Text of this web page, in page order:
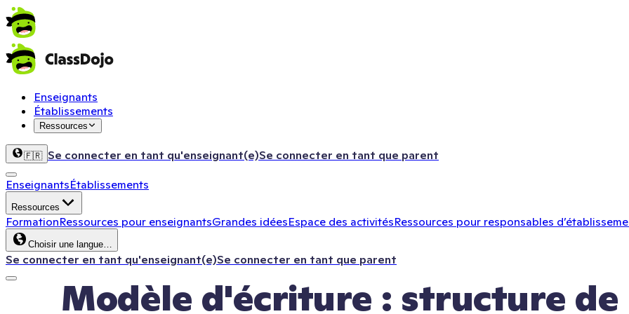
Enseignants
Établissements
Ressources
🇫🇷 Se connecter en tant qu'enseignant(e)Se connecter en tant que parent
EnseignantsÉtablissements
Ressources
FormationRessources pour enseignantsGrandes idéesEspace des activitésRessources pour responsables
Choisir une langue…
Se connecter en tant qu'enseignant(e)Se connecter en tant que parent
Modèle d'écriture : structure de